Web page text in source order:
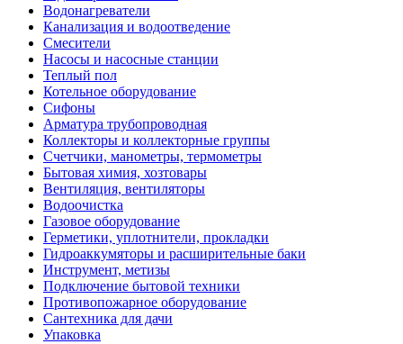
Водонагреватели
Канализация и водоотведение
Смесители
Насосы и насосные станции
Теплый пол
Котельное оборудование
Сифоны
Арматура трубопроводная
Коллекторы и коллекторные группы
Счетчики, манометры, термометры
Бытовая химия, хозтовары
Вентиляция, вентиляторы
Водоочистка
Газовое оборудование
Герметики, уплотнители, прокладки
Гидроаккумяторы и расширительные баки
Инструмент, метизы
Подключение бытовой техники
Противопожарное оборудование
Сантехника для дачи
Упаковка